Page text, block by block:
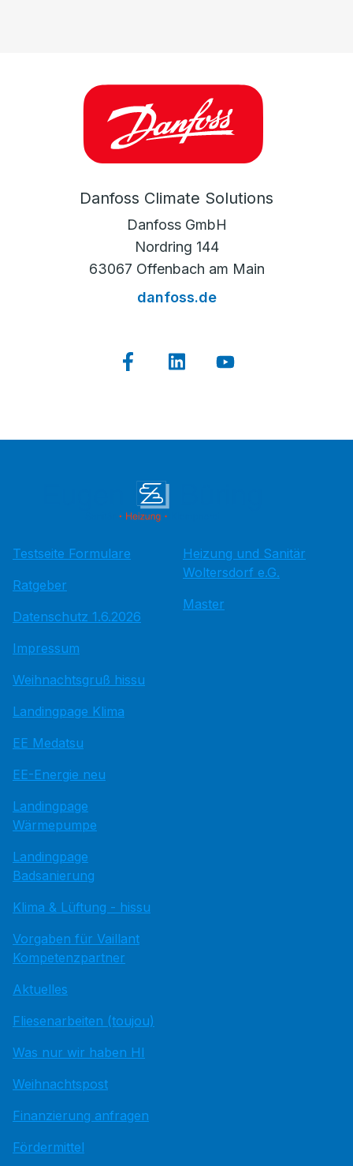
Danfoss Climate Solutions
Danfoss GmbH
Nordring 144
63067 Offenbach am Main
danfoss.de
Testseite Formulare
Ratgeber
Datenschutz 1.6.2026
Impressum
Weihnachtsgruß hissu
Landingpage Klima
EE Medatsu
EE-Energie neu
Landingpage
Wärmepumpe
Landingpage
Badsanierung
Klima & Lüftung - hissu
Vorgaben für Vaillant
Kompetenzpartner
Aktuelles
Fliesenarbeiten (toujou)
Was nur wir haben HI
Weihnachtspost
Finanzierung anfragen
Fördermittel
Heizung und Sanitär
Woltersdorf e.G.
Master